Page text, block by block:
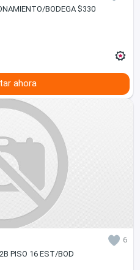
/ ESTACIONAMIENTO/BODEGA $330
ahora
6
ARRIENDO DEPARTAMENTODE 3D2B PISO 16 EST/BOD